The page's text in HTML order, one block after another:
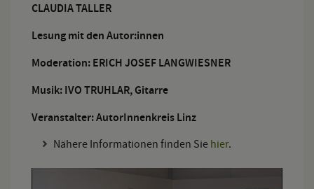
CLAUDIA TALLER
Lesung mit den Autor:innen
Moderation: ERICH JOSEF LANGWIESNER
Musik: IVO TRUHLAR, Gitarre
Veranstalter: AutorInnenkreis Linz
Nähere Informationen finden Sie hier.